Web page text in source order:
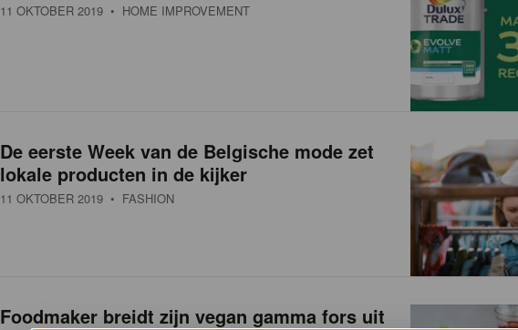
11 OKTOBER 2019 • HOME IMPROVEMENT
De eerste Week van de Belgische mode zet
lokale producten in de kijker
11 OKTOBER 2019 • FASHION
Foodmaker breidt zijn vegan gamma fors uit